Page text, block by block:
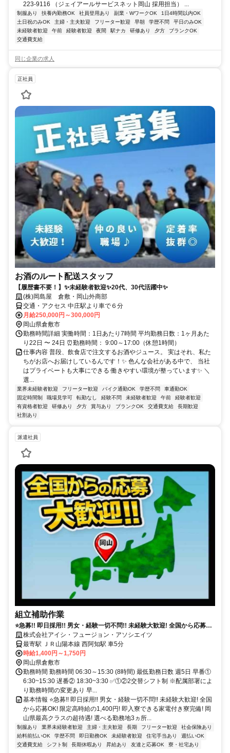
223-9116 （ジェイアールサービスネット岡山 採用担当） ...
制服あり 扶養内勤務OK 社員登用あり 副業・WワークOK
1日4時間以内OK
土日祝のみOK
主婦・主夫歓迎 フリーター歓迎 早朝 学歴不問
平日のみOK
未経験者歓迎
午前 経験者歓迎 夜間 駅ナカ 研修あり 夕方
ブランクOK
交通費支給
同じ企業の求人
正社員
お酒のルート配送スタッフ
【履歴書不要！】✨未経験者歓迎✨20代、30代活躍中✨
(株)岡島屋 倉敷・岡山外商部
交通・アクセス 中庄駅より車で６分
月給250,000円～300,000円
岡山県倉敷市
勤務時間詳細 実働時間：1日あたり7時間 平均勤務日数：1ヶ月あた
り22日 〜 24日 ⏰勤務時間： 9:00～17:00（休憩1時間）
仕事内容 普段、飲食店で注文するお酒やジュース。 実はそれ、私た
ちがお店へお届けしているんです！✨ 色んな会社がある中で、 当社
はプライベートも大事にできる 働きやすい環境が整っています✨ ＼
選...
業界未経験者歓迎 フリーター歓迎 バイク通勤OK 学歴不問
車通勤OK
固定時間制
職場見学可 転勤なし 経験不問 未経験者歓迎 午前
経験者歓迎
有資格者歓迎
研修あり 夕方 賞与あり ブランクOK 交通費支給
長期歓迎
社割あり
派遣社員
組立補助作業
⭐急募!! 即日採用!! 男女・経験一切不問!! 未経験大歓迎! 全国から応募
OK! 限定高時給の1,400円! 即入寮できる家電付き寮完備!
株式会社アイシ・フュージョン・アソシエイツ
最寄駅 ＪＲ山陽本線 西阿知駅 車5分
時給1,400円～1,750円
岡山県倉敷市
勤務時間 勤務時間 06:30～15:30 (8時間) 最低勤務日数 週5日 早番①
6:30~15:30 遅番② 18:30~3:30 ✅①②2交替シフト制 ※配属部署によ
り勤務時間の変更あり 早...
基本情報 ⭐急募!! 即日採用!! 男女・経験一切不問!! 未経験大歓迎! 全国
から応募OK! 限定高時給の1,400円! 即入寮できる家電付き寮完備! 岡
山県最高クラスの超待遇! 選べる勤務地3ヵ所...
制服あり 業界未経験者歓迎 主婦・主夫歓迎 長期 フリーター歓迎
社会保険あり
給料前払いOK
学歴不問 即日勤務OK 未経験者歓迎 住宅手当あり
週払いOK
交通費支給
シフト制 長期休暇あり 昇給あり 友達と応募OK 寮・社宅あり